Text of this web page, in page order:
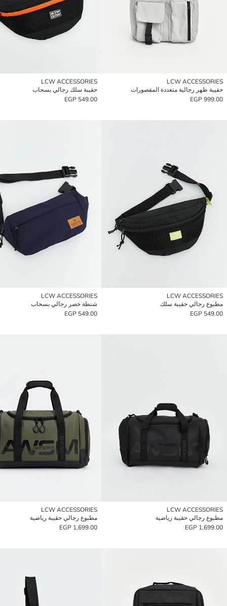
LCW ACCESSORIES
حقيبة ظهر رجالية متعددة المقصورات
999.00 EGP
LCW ACCESSORIES
حقيبة سلك رجالي بسحاب
549.00 EGP
LCW ACCESSORIES
مطبوع رجالي حقيبة سلك
549.00 EGP
LCW ACCESSORIES
شنطة خصر رجالي بسحاب
549.00 EGP
LCW ACCESSORIES
مطبوع رجالي حقيبة رياضية
1,699.00 EGP
LCW ACCESSORIES
مطبوع رجالي حقيبة رياضية
1,699.00 EGP